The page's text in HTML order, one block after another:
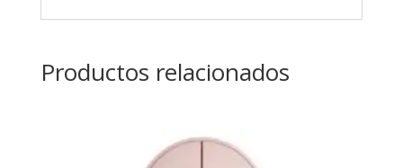
Productos relacionados